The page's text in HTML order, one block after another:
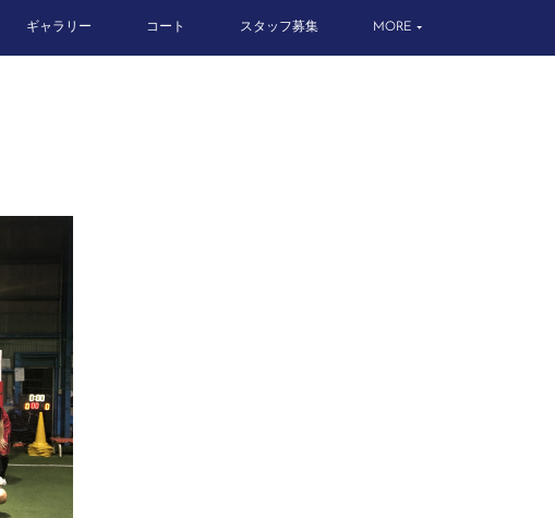
ギャラリー コート スタッフ募集 MORE